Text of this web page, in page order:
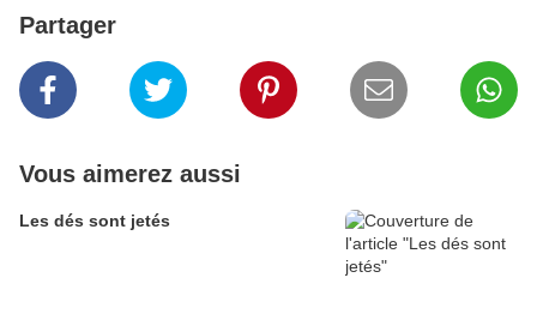
Partager
Vous aimerez aussi
Les dés sont jetés